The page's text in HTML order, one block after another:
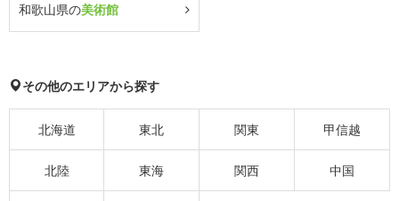
和歌山県の美術館
その他のエリアから探す
北海道 東北 関東 甲信越
北陸 東海 関西 中国